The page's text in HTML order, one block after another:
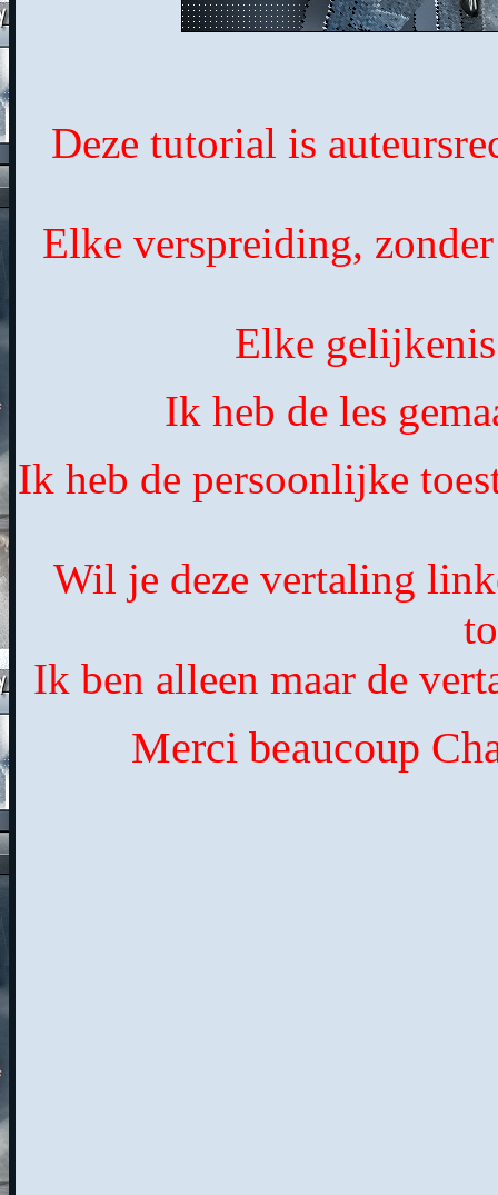
Deze tutorial is
Elke verspreiding,
Elke
Ik heb de les
Ik heb de persoonlijke
Wil je deze vertaling
Ik ben alleen maar de
Merci beaucoup